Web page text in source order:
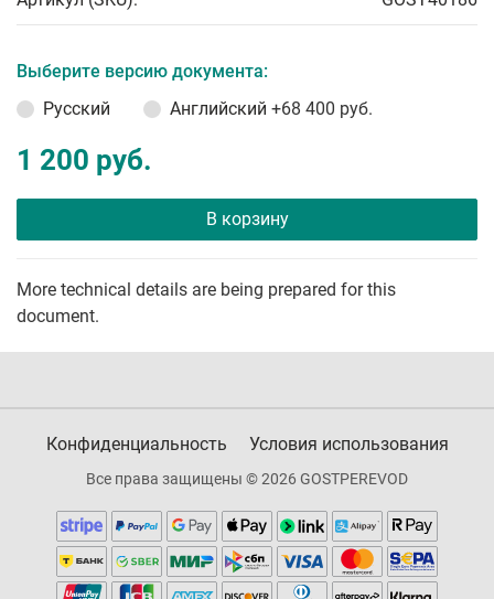
Выберите версию документа:
Русский
Английский +68 400 руб.
1 200 руб.
В корзину
More technical details are being prepared for this
document.
Конфиденциальность Условия использования
Все права защищены © 2026 GOSTPEREVOD